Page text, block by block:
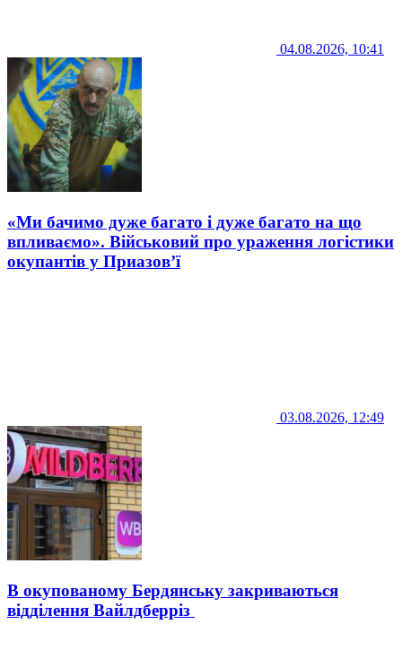
04.08.2026, 10:41
«Ми бачимо дуже багато і дуже багато на що
впливаємо». Військовий про ураження логістики
окупантів у Приазов’ї
03.08.2026, 12:49
В окупованому Бердянську закриваються
відділення Вайлдберріз